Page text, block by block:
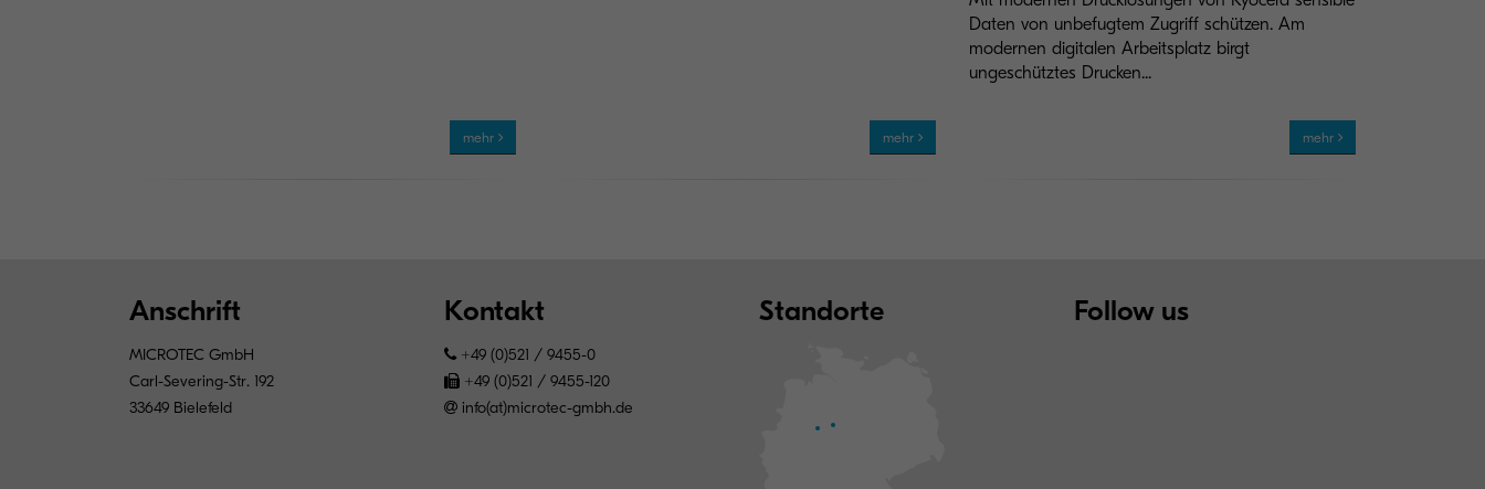
mehr mehr
Daten von unbefugtem Zugriff schützen. Am
modernen digitalen Arbeitsplatz birgt
ungeschütztes Drucken...
mehr
Anschrift
MICROTEC GmbH
Carl-Severing-Str. 192
33649 Bielefeld
Kontakt
+49 (0)521 / 9455-0
+49 (0)521 / 9455-120
info(at)microtec-gmbh.de
Standorte Follow us